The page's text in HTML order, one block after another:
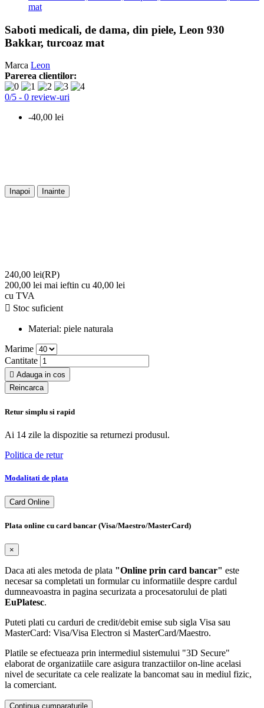
mat
Saboti medicali, de dama, din piele, Leon 930
Bakkar, turcoaz mat
Marca Leon
Parerea clientilor:
0/5 - 0 review-uri
-40,00 lei
Inapoi Inainte
240,00 lei(RP)
200,00 lei mai ieftin cu 40,00 lei
cu TVA
 Stoc suficient
Material: piele naturala
Marime
Cantitate
 Adauga in cos
Retur simplu si rapid
Ai 14 zile la dispozitie sa returnezi produsul.
Politica de retur
Modalitati de plata
Card Online
Plata online cu card bancar (Visa/Maestro/MasterCard)
×
Daca ati ales metoda de plata "Online prin card bancar" este
necesar sa completati un formular cu informatiile despre cardul
dumneavoastra in pagina securizata a procesatorului de plati
EuPlatesc.
Puteti plati cu carduri de credit/debit emise sub sigla Visa sau
MasterCard: Visa/Visa Electron si MasterCard/Maestro.
Platile se efectueaza prin intermediul sistemului "3D Secure"
elaborat de organizatiile care asigura tranzactiilor on-line acelasi
nivel de securitate ca cele realizate la bancomat sau in mediul fizic,
la comerciant.
Continua cumparaturile